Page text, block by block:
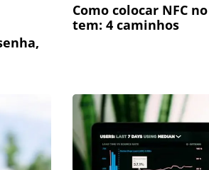
Como colocar NFC
tem: 4 caminhos